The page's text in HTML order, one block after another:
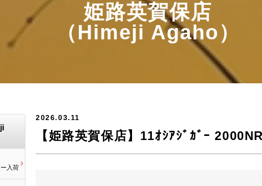
姫路英賀保店
（Himeji Agaho）
2026.03.11
【姫路英賀保店】11ｵｼｱｼﾞｶﾞｰ
入荷